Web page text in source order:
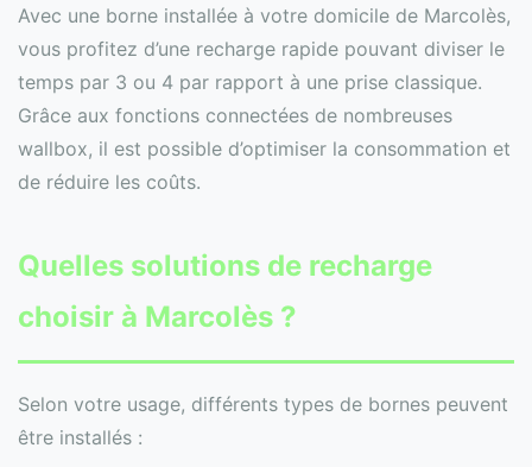
Avec une borne installée à votre domicile de Marcolès,
vous profitez d’une recharge rapide pouvant diviser le
temps par 3 ou 4 par rapport à une prise classique.
Grâce aux fonctions connectées de nombreuses
wallbox, il est possible d’optimiser la consommation et
de réduire les coûts.
Quelles solutions de recharge
choisir à Marcolès ?
Selon votre usage, différents types de bornes peuvent
être installés :